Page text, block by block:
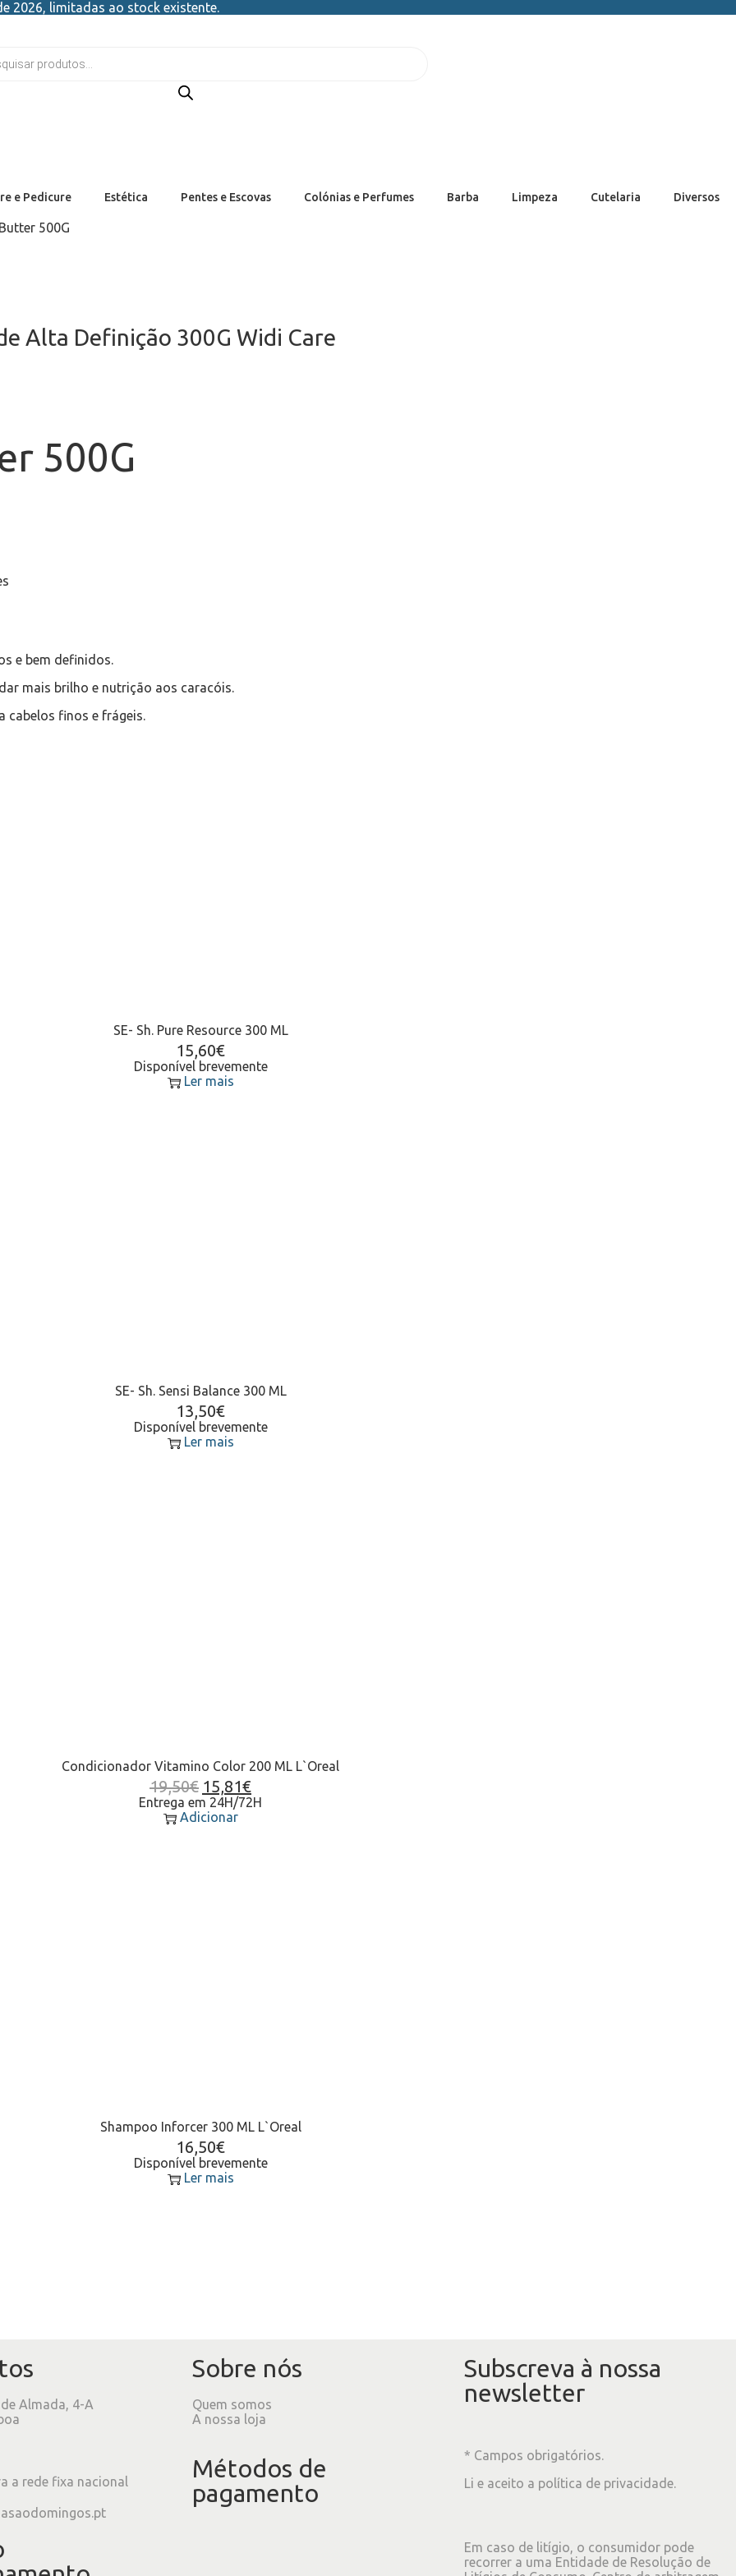
2026, limitadas ao stock existente.
e Pedicure Estética Pentes e Escovas Colónias e Perfumes Barba Limpeza Cutelaria Diversos
500G
Alta Definição 300G Widi Care
500G
e bem definidos.
mais brilho e nutrição aos caracóis.
cabelos finos e frágeis.
SE- Sh. Pure Resource 300 ML
15,60€
Disponível brevemente
Ler mais
SE- Sh. Sensi Balance 300 ML
13,50€
Disponível brevemente
Ler mais
Condicionador Vitamino Color 200 ML L`Oreal
19,50€ 15,81€
Entrega em 24H/72H
Adicionar
Shampoo Inforcer 300 ML L`Oreal
16,50€
Disponível brevemente
Ler mais
Almada, 4-A
a rede fixa nacional
Sobre nós
Quem somos
A nossa loja
Métodos de
pagamento
Subscreva à nossa
newsletter
* Campos obrigatórios.
Li e aceito a política de privacidade.
Em caso de litígio, o consumidor pode
recorrer a uma Entidade de Resolução de